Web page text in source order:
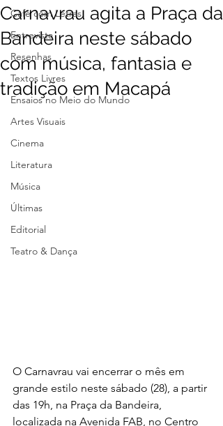
Café com Letras
Entrevista
Resenhas
Textos Livres
Ensaios no Meio do Mundo
Artes Visuais
Cinema
Literatura
Música
Últimas
Editorial
Teatro & Dança
Carnavrau agita a Praça da
Bandeira neste sábado
com música, fantasia e
tradição em Macapá
O Carnavrau vai encerrar o mês em
grande estilo neste sábado (28), a partir
das 19h, na Praça da Bandeira,
localizada na Avenida FAB, no Centro